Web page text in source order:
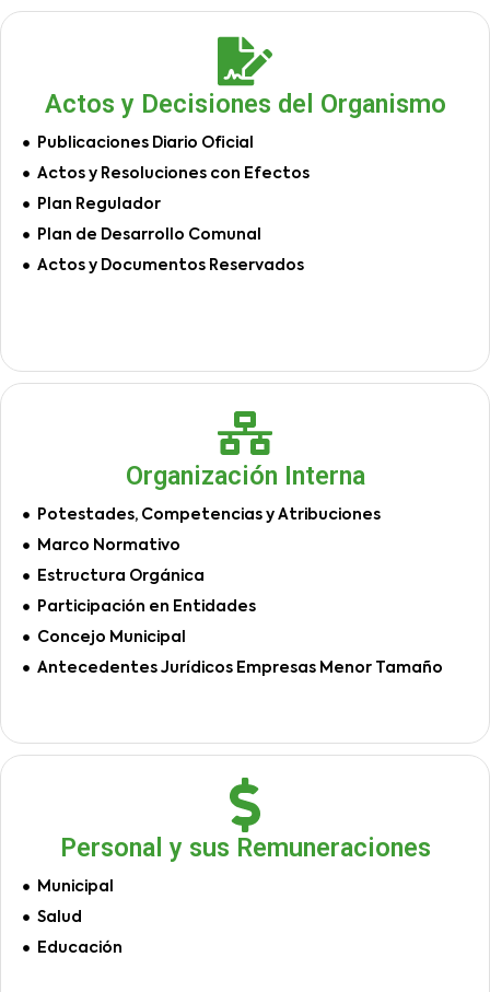
Actos y Decisiones del Organismo
Publicaciones Diario Oficial
Actos y Resoluciones con Efectos
Plan Regulador
Plan de Desarrollo Comunal
Actos y Documentos Reservados
Organización Interna
Potestades, Competencias y Atribuciones
Marco Normativo
Estructura Orgánica
Participación en Entidades
Concejo Municipal
Antecedentes Jurídicos Empresas Menor Tamaño
Personal y sus Remuneraciones
Municipal
Salud
Educación